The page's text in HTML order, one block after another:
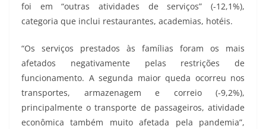
foi em “outras atividades de serviços” (-12,1%),
categoria que inclui restaurantes, academias, hotéis.
“Os serviços prestados às famílias foram os mais
afetados negativamente pelas restrições de
funcionamento. A segunda maior queda ocorreu nos
transportes, armazenagem e correio (-9,2%),
principalmente o transporte de passageiros, atividade
econômica também muito afetada pela pandemia”,